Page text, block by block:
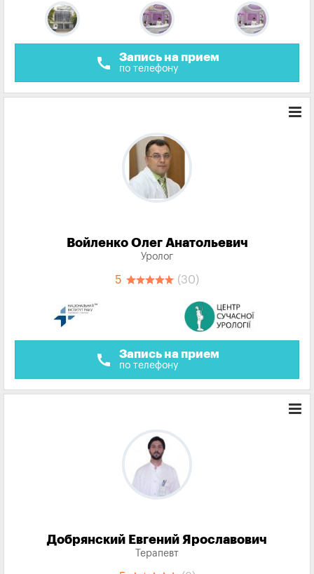
call Запись на прием
по телефону
Войленко Олег Анатольевич
Уролог
5 (30)
call Запись на прием
по телефону
Добрянский Евгений Ярославович
Терапевт